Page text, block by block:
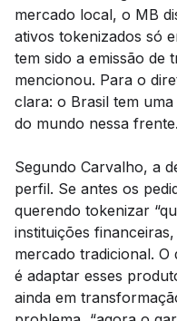
mercado local, o MB
ativos tokenizados só
tem sido a emissão de
mencionou. Para o
clara: o Brasil tem
do mundo nessa frente.
Segundo Carvalho, a
perfil. Se antes os
querendo tokenizar
instituições
mercado tradicional. O
é adaptar esses
ainda em